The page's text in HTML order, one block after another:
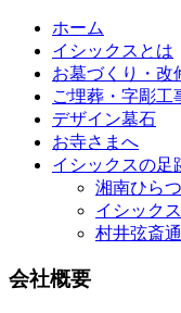
ホーム
イシックスとは
お墓づくり・改
ご埋葬・字彫工
デザイン墓石
お寺さまへ
イシックスの足
湘南ひら
イシック
村井弦斎
会社概要